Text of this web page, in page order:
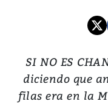
SI NO ES
diciendo que
filas era en la